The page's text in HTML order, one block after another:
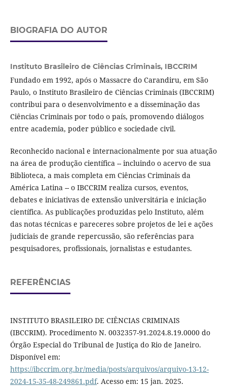
BIOGRAFIA DO AUTOR
Instituto Brasileiro de Ciências Criminais, IBCCRIM
Fundado em 1992, após o Massacre do Carandiru, em São
Paulo, o Instituto Brasileiro de Ciências Criminais (IBCCRIM)
contribui para o desenvolvimento e a disseminação das
Ciências Criminais por todo o país, promovendo diálogos
entre academia, poder público e sociedade civil.
Reconhecido nacional e internacionalmente por sua atuação
na área de produção científica -- incluindo o acervo de sua
Biblioteca, a mais completa em Ciências Criminais da
América Latina -- o IBCCRIM realiza cursos, eventos,
debates e iniciativas de extensão universitária e iniciação
científica. As publicações produzidas pelo Instituto, além
das notas técnicas e pareceres sobre projetos de lei e ações
judiciais de grande repercussão, são referências para
pesquisadores, profissionais, jornalistas e estudantes.
REFERÊNCIAS
INSTITUTO BRASILEIRO DE CIÊNCIAS CRIMINAIS
(IBCCRIM). Procedimento N. 0032357-91.2024.8.19.0000 do
Órgão Especial do Tribunal de Justiça do Rio de Janeiro.
Disponível em:
https://ibccrim.org.br/media/posts/arquivos/arquivo-13-12-
2024-15-35-48-249861.pdf. Acesso em: 15 jan. 2025.